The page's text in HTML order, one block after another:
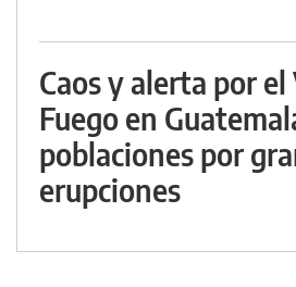
Caos y alerta por el
Fuego en
poblaciones por
erupciones